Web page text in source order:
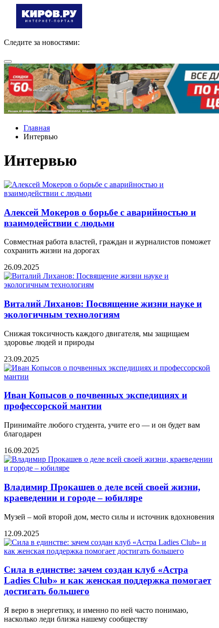
Следите за новостями:
Главная
Интервью
Интервью
Алексей Мокеров о борьбе с аварийностью и
взаимодействии с людьми
Совместная работа властей, граждан и журналистов поможет
сохранить жизни на дорогах
26.09.2025
Виталий Лиханов: Посвящение жизни науке и
экологичным технологиям
Снижая токсичность каждого двигателя, мы защищаем
здоровье людей и природы
23.09.2025
Иван Копысов о почвенных экспедициях и
профессорской мантии
Принимайте любого студента, учите его — и он будет вам
благодарен
16.09.2025
Владимир Прокашев о деле всей своей жизни,
краеведении и городе – юбиляре
Музей – мой второй дом, место силы и источник вдохновения
12.09.2025
Сила в единстве: зачем создан клуб «Астра
Ladies Club» и как женская поддержка помогает
достигать большего
Я верю в энергетику, и именно по ней часто понимаю,
насколько леди близка нашему сообществу